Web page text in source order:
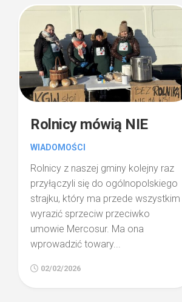
Rolnicy mówią NIE
WIADOMOŚCI
Rolnicy z naszej gminy kolejny raz
przyłączyli się do ogólnopolskiego
strajku, który ma przede wszystkim
wyrazić sprzeciw przeciwko
umowie Mercosur. Ma ona
wprowadzić towary...
02/02/2026